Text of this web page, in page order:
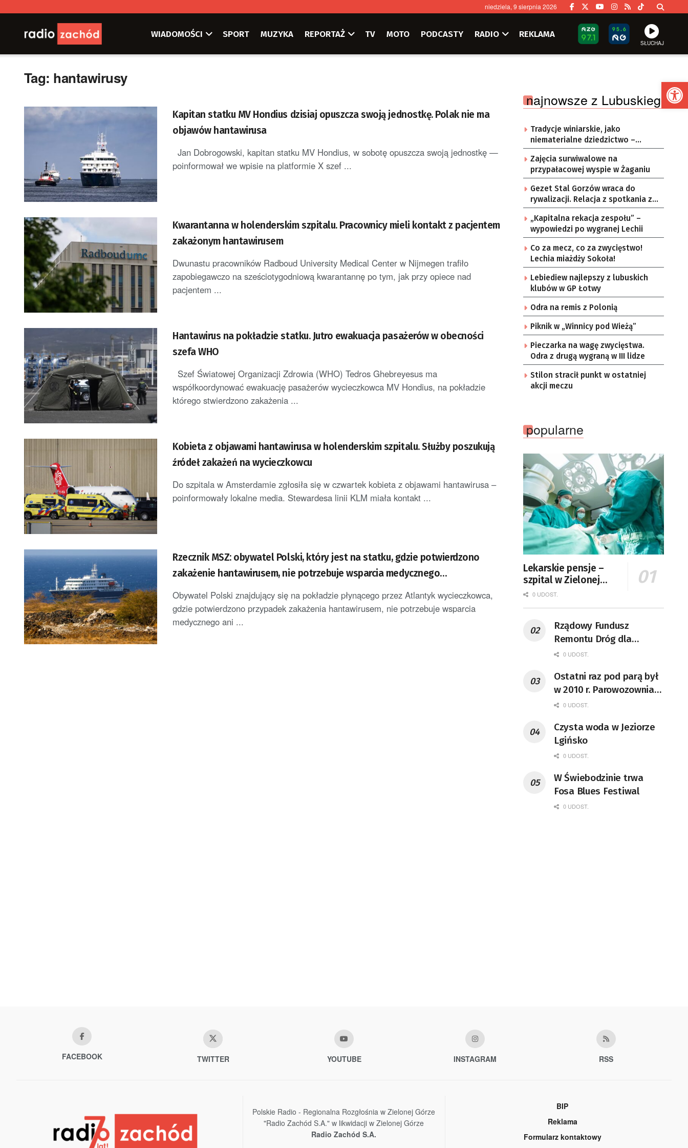
niedziela, 9 sierpnia 2026
WIADOMOŚCI SPORT MUZYKA REPORTAŻ TV MOTO PODCASTY RADIO REKLAMA
SŁUCHAJ
Tag: hantawirusy
Kapitan statku MV Hondius dzisiaj opuszcza swoją jednostkę. Polak nie ma
objawów hantawirusa
Jan Dobrogowski, kapitan statku MV Hondius, w sobotę opuszcza swoją jednostkę —
poinformował we wpisie na platformie X szef ...
Kwarantanna w holenderskim szpitalu. Pracownicy mieli kontakt z pacjentem
zakażonym hantawirusem
Dwunastu pracowników Radboud University Medical Center w Nijmegen trafiło
zapobiegawczo na sześciotygodniową kwarantannę po tym, jak przy opiece nad
pacjentem ...
Hantawirus na pokładzie statku. Jutro ewakuacja pasażerów w obecności
szefa WHO
Szef Światowej Organizacji Zdrowia (WHO) Tedros Ghebreyesus ma
współkoordynować ewakuację pasażerów wycieczkowca MV Hondius, na pokładzie
którego stwierdzono zakażenia ...
Kobieta z objawami hantawirusa w holenderskim szpitalu. Służby poszukują
źródeł zakażeń na wycieczkowcu
Do szpitala w Amsterdamie zgłosiła się w czwartek kobieta z objawami hantawirusa –
poinformowały lokalne media. Stewardesa linii KLM miała kontakt ...
Rzecznik MSZ: obywatel Polski, który jest na statku, gdzie potwierdzono
zakażenie hantawirusem, nie potrzebuje wsparcia medycznego
Obywatel Polski znajdujący się na pokładzie płynącego przez Atlantyk wycieczkowca,
gdzie potwierdzono przypadek zakażenia hantawirusem, nie potrzebuje wsparcia
medycznego ani ...
najnowsze z Lubuskiego
Tradycje winiarskie, jako
niematerialne dziedzictwo –
konsultacje i projekt
Zajęcia surwiwalowe na
przypałacowej wyspie w Żaganiu
Gezet Stal Gorzów wraca do
rywalizacji. Relacja z spotkania z
częstochowskimi lwami u nas!
„Kapitalna rekacja zespołu” –
wypowiedzi po wygranej Lechii
Co za mecz, co za zwycięstwo!
Lechia miażdży Sokoła!
Lebiediew najlepszy z lubuskich
klubów w GP Łotwy
Odra na remis z Polonią
Piknik w „Winnicy pod Wieżą”
Pieczarka na wagę zwycięstwa.
Odra z drugą wygraną w III lidze
Stilon stracił punkt w ostatniej
akcji meczu
popularne
Lekarskie pensje –
szpital w Zielonej
Górze podaje dane
0 UDOST.
Rządowy Fundusz
Remontu Dróg dla
województwa lubuskiego
0 UDOST.
Ostatni raz pod parą był
w 2010 r. Parowozownia
Wolsztyn rozpocznie
65
0 UDOST.
Czysta woda w Jeziorze
Lgińsko
0 UDOST.
W Świebodzinie trwa
Fosa Blues Festiwal
0 UDOST.
FACEBOOK TWITTER YOUTUBE INSTAGRAM RSS
Polskie Radio - Regionalna Rozgłośnia w Zielonej Górze
"Radio Zachód S.A." w likwidacji w Zielonej Górze
Radio Zachód S.A.
BIP
Reklama
Formularz kontaktowy